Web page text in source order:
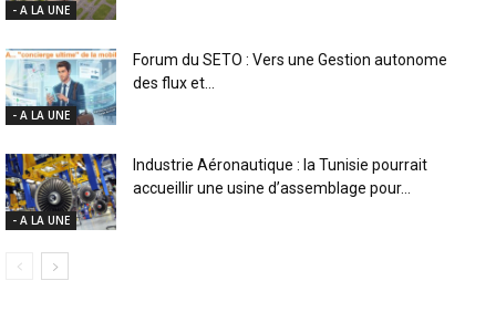
- A LA UNE
- A LA UNE
Forum du SETO : Vers une Gestion autonome
des flux et...
- A LA UNE
Industrie Aéronautique : la Tunisie pourrait
accueillir une usine d’assemblage pour...